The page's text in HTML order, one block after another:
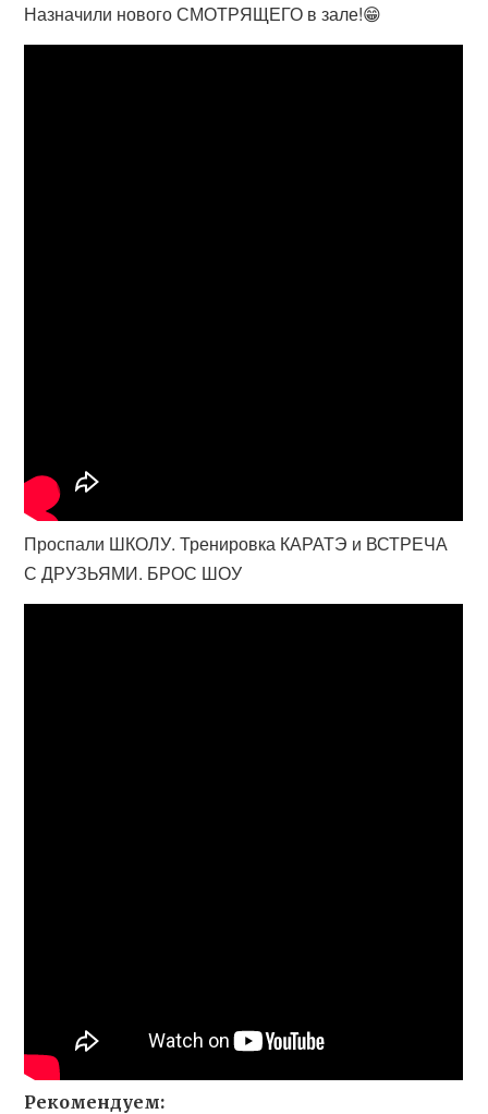
Назначили нового СМОТРЯЩЕГО в зале!😁
Проспали ШКОЛУ. Тренировка КАРАТЭ и ВСТРЕЧА
С ДРУЗЬЯМИ. БРОС ШОУ
Рекомендуем: